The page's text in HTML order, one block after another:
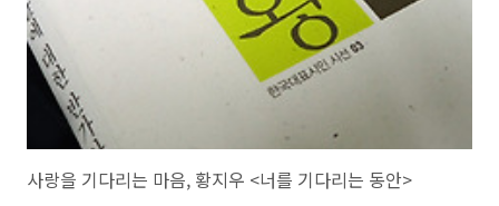
너무 ..
사랑을 기다리는 마음, 황지우 <너를 기다리는 동안>